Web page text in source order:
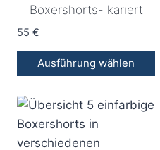
Boxershorts- kariert
55 €
Ausführung wählen
Produkt
weist
mehrere